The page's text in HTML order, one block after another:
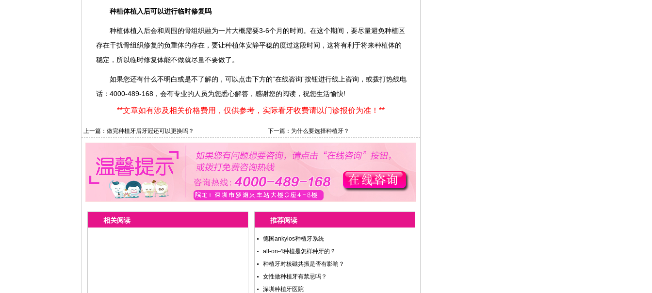
种植体植入后可以进行临时修复吗
种植体植入后会和周围的骨组织融为一片大概需要3-6个月的时间。在这个期间，要尽量避免种植区
存在干扰骨组织修复的负重体的存在，要让种植体安静平稳的度过这段时间，这将有利于将来种植体的
稳定，所以临时修复体能不做就尽量不要做了。
如果您还有什么不明白或是不了解的，可以点击下方的“在线咨询”按钮进行线上咨询，或拨打热线电
话：4000-489-168，会有专业的人员为您悉心解答，感谢您的阅读，祝您生活愉快!
**文章如有涉及相关价格费用，仅供参考，实际看牙收费请以门诊报价为准！**
上一篇： 做完种植牙后牙冠还可以更换吗？ 下一篇： 为什么要选择种植牙？
相关阅读 推荐阅读
德国ankylos种植牙系统
all-on-4种植是怎样种牙的？
种植牙对核磁共振是否有影响？
女性做种植牙有禁忌吗？
深圳种植牙医院